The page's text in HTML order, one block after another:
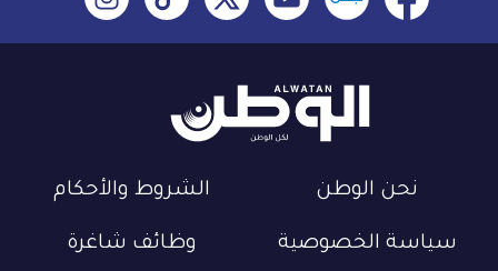
نحن الوطن الشروط والأحكام
سياسة الخصوصية وظائف شاغرة